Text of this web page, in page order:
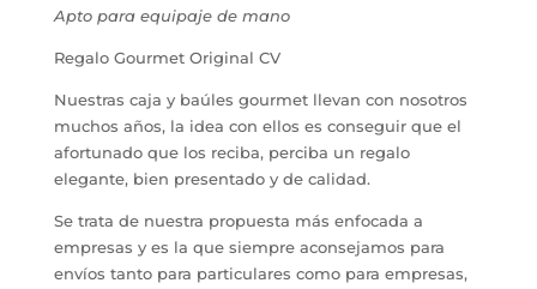
Apto para equipaje de mano
Regalo Gourmet Original CV
Nuestras caja y baúles gourmet llevan con nosotros
muchos años, la idea con ellos es conseguir que el
afortunado que los reciba, perciba un regalo
elegante, bien presentado y de calidad.
Se trata de nuestra propuesta más enfocada a
empresas y es la que siempre aconsejamos para
envíos tanto para particulares como para empresas,